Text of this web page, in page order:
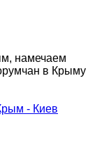
намечаем
в Крыму
- Киев